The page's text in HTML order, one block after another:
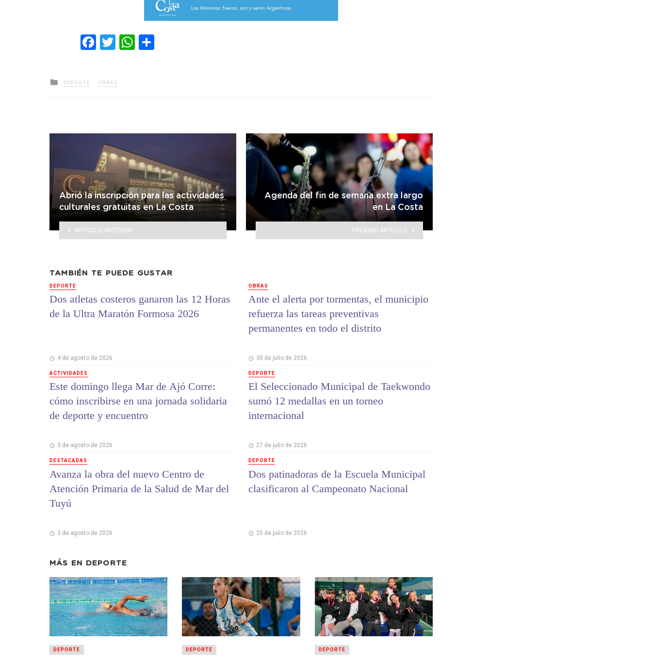
Facebook
TwitterWhatsApp
Posted
in
DEPORTE OBRAS
Abrió la inscripción para las actividades
culturales gratuitas en La Costa
ARTÍCULO ANTERIOR
Agenda del fin de semana extra largo
en La Costa
PRÓXIMO ARTÍCULO
TAMBIÉN TE PUEDE GUSTAR
DEPORTE
Dos atletas costeros ganaron las 12 Horas
de la Ultra Maratón Formosa 2026
4 de agosto de 2026
ACTIVIDADES
Este domingo llega Mar de Ajó Corre:
cómo inscribirse en una jornada solidaria
de deporte y encuentro
3 de agosto de 2026
DESTACADAS
Avanza la obra del nuevo Centro de
Atención Primaria de la Salud de Mar del
Tuyú
3 de agosto de 2026
OBRAS
Ante el alerta por tormentas, el municipio
refuerza las tareas preventivas
permanentes en todo el distrito
30 de julio de 2026
DEPORTE
El Seleccionado Municipal de Taekwondo
sumó 12 medallas en un torneo
internacional
27 de julio de 2026
DEPORTE
Dos patinadoras de la Escuela Municipal
clasificaron al Campeonato Nacional
20 de julio de 2026
MÁS EN DEPORTE
DEPORTE DEPORTE DEPORTE